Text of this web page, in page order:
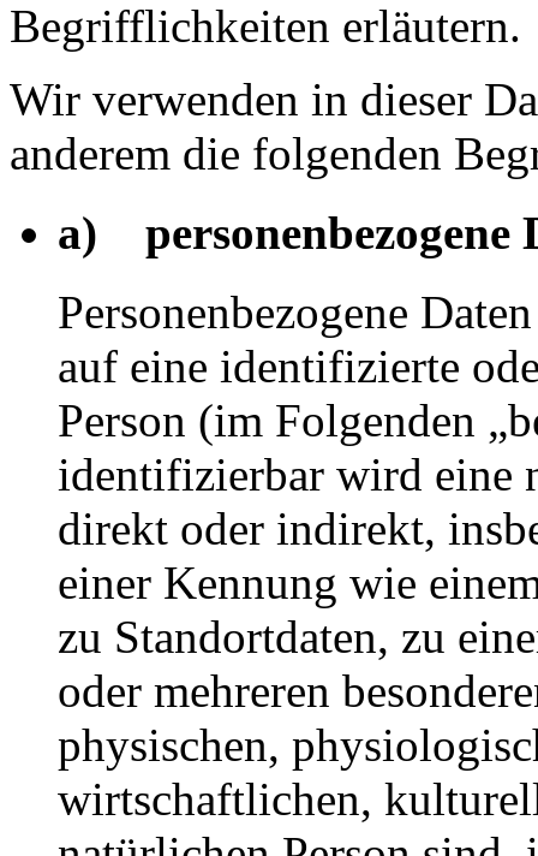
Begrifflichkeiten erläutern.
Wir verwenden in dieser
anderem die folgenden
a) personenbezogene
Personenbezogene
auf eine identifizierte
Person (im Folgenden
identifizierbar wird eine
direkt oder indirekt,
einer Kennung wie
zu Standortdaten, zu
oder mehreren
physischen,
wirtschaftlichen,